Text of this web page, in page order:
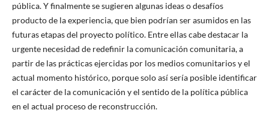
pública. Y finalmente se sugieren algunas ideas o desafíos
producto de la experiencia, que bien podrían ser asumidos en las
futuras etapas del proyecto político. Entre ellas cabe destacar la
urgente necesidad de redefinir la comunicación comunitaria, a
partir de las prácticas ejercidas por los medios comunitarios y el
actual momento histórico, porque solo así sería posible identificar
el carácter de la comunicación y el sentido de la política pública
en el actual proceso de reconstrucción.